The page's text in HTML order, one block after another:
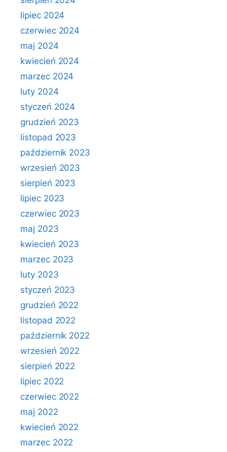
lipiec 2024
czerwiec 2024
maj 2024
kwiecień 2024
marzec 2024
luty 2024
styczeń 2024
grudzień 2023
listopad 2023
październik 2023
wrzesień 2023
sierpień 2023
lipiec 2023
czerwiec 2023
maj 2023
kwiecień 2023
marzec 2023
luty 2023
styczeń 2023
grudzień 2022
listopad 2022
październik 2022
wrzesień 2022
sierpień 2022
lipiec 2022
czerwiec 2022
maj 2022
kwiecień 2022
marzec 2022